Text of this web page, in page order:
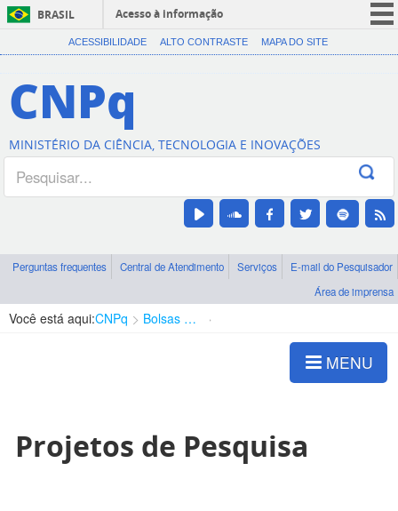
BRASIL
Acesso à informação
CORONAVÍRUS (COVID-19)
Canais
ACESSIBILIDADE ALTO CONTRASTE MAPA DO SITE
CNPq
MINISTÉRIO DA CIÊNCIA, TECNOLOGIA E INOVAÇÕES
Perguntas frequentes Central de Atendimento Serviços
E-mail do Pesquisador
Área de imprensa
Você está aqui:CNPq Bolsas e Auxílios Vigentes
MENU
Projetos de Pesquisa